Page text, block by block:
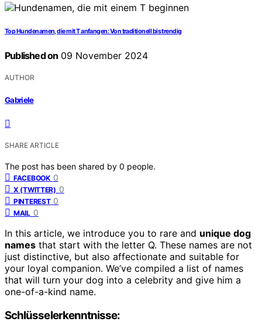
Top Hundenamen, die mit T anfangen: Von traditionell bis trendig
Published on 09 November 2024
AUTHOR
Gabriele
SHARE ARTICLE
The post has been shared by 0 people.
FACEBOOK 0
X (TWITTER) 0
PINTEREST 0
MAIL 0
In this article, we introduce you to rare and unique dog
names that start with the letter Q. These names are not
just distinctive, but also affectionate and suitable for
your loyal companion. We’ve compiled a list of names
that will turn your dog into a celebrity and give him a
one-of-a-kind name.
Schlüsselerkenntnisse: